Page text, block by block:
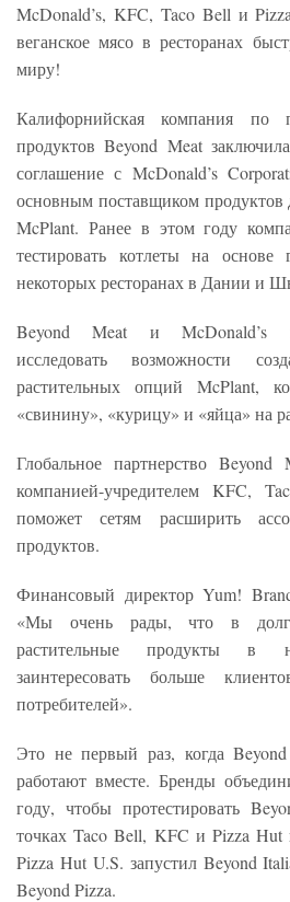
McDonald’s, KFC, Taco Bell и
веганское мясо в ресторанах
миру!
Калифорнийская компания по
продуктов Beyond Meat
соглашение с McDonald’s
основным поставщиком продуктов
McPlant. Ранее в этом году
тестировать котлеты на основе
некоторых ресторанах в Дании и
Beyond Meat и McDonald’s
исследовать возможности
растительных опций McPlant,
«свинину», «курицу» и «яйца» на
Глобальное партнерство
компанией-учредителем KFC,
поможет сетям расширить
продуктов.
Финансовый директор Yum!
«Мы очень рады, что в
растительные продукты
заинтересовать больше
потребителей».
Это не первый раз, когда
работают вместе. Бренды
году, чтобы протестировать
точках Taco Bell, KFC и Pizza
Pizza Hut U.S. запустил Beyond
Beyond Pizza.